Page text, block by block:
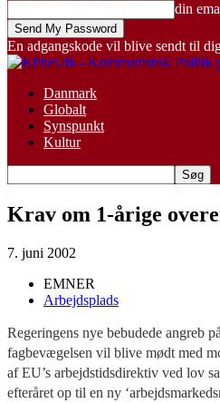
din
En adgangskode vil blive sendt til
Danmark
Globalt
Synspunkt
Kultur
Krav om 1-årige
7. juni 2002
EMNER
Arbejdsplads
Regeringens nye bebudede angreb
fagbevægelsen vil blive mødt med
af EU’s arbejdstidsdirektiv ved lov
efteråret op til en ny